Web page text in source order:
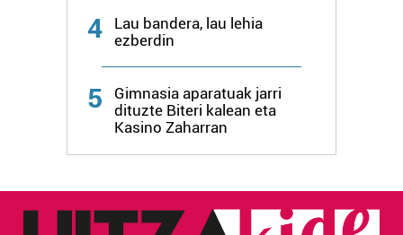
4
Lau bandera, lau lehia
ezberdin
5
Gimnasia aparatuak jarri
dituzte Biteri kalean eta
Kasino Zaharran